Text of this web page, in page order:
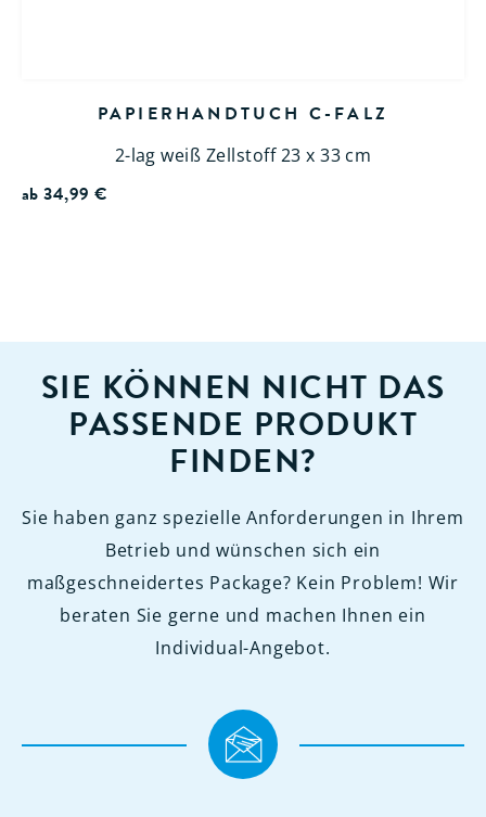
PAPIERHANDTUCH C-FALZ
2-lag weiß Zellstoff 23 x 33 cm
ab34,99€
SIE KÖNNEN NICHT DAS
PASSENDE PRODUKT
FINDEN?
Sie haben ganz spezielle Anforderungen in Ihrem
Betrieb und wünschen sich ein
maßgeschneidertes Package? Kein Problem! Wir
beraten Sie gerne und machen Ihnen ein
Individual-Angebot.